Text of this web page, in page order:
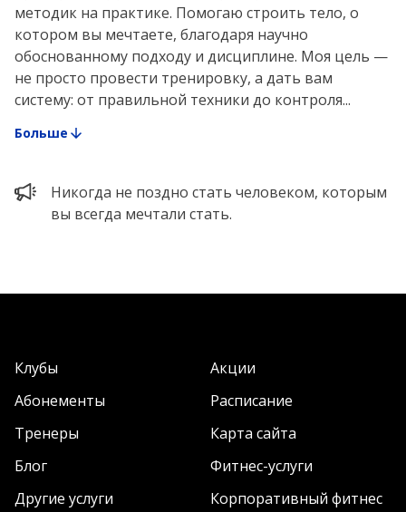
методик на практике. Помогаю строить тело, о
котором вы мечтаете, благодаря научно
обоснованному подходу и дисциплине. Моя цель —
не просто провести тренировку, а дать вам
систему: от правильной техники до контроля...
Больше
Никогда не поздно стать человеком, которым
вы всегда мечтали стать.
Клубы
Акции
Абонементы
Расписание
Тренеры
Карта сайта
Блог
Фитнес-услуги
Другие услуги
Корпоративный фитнес